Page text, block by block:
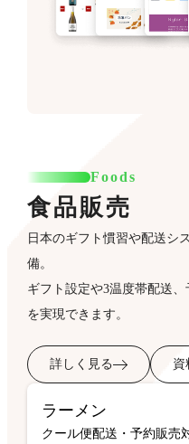
Foods
食品販売
日本のギフト慣習や配送シ
備。
ギフト設定や3温度帯配送
を実現できます。
詳しく見る 資
ラーメン
クール便配送・予約販売